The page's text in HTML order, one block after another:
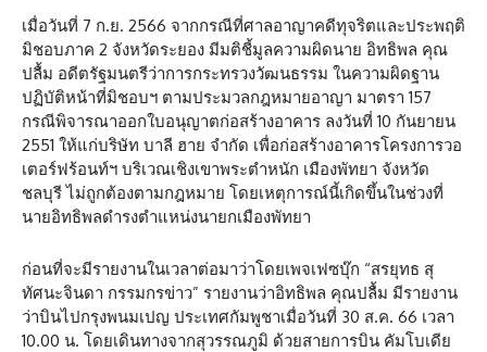
เมื่อวันที่ 7 ก.ย. 2566 จากกรณีที่ศาลอาญาคดีทุจริตและประพฤติ
มิชอบภาค 2 จังหวัดระยอง มีมติชี้มูลความผิดนาย อิทธิพล คุณ
ปลื้ม อดีตรัฐมนตรีว่าการกระทรวงวัฒนธรรม ในความผิดฐาน
ปฏิบัติหน้าที่มิชอบฯ ตามประมวลกฎหมายอาญา มาตรา 157
กรณีพิจารณาออกใบอนุญาตก่อสร้างอาคาร ลงวันที่ 10 กันยายน
2551 ให้แก่บริษัท บาลี ฮาย จำกัด เพื่อก่อสร้างอาคารโครงการวอ
เตอร์ฟร้อนท์ฯ บริเวณเชิงเขาพระตำหนัก เมืองพัทยา จังหวัด
ชลบุรี ไม่ถูกต้องตามกฎหมาย โดยเหตุการณ์นี้เกิดขึ้นในช่วงที่
นายอิทธิพลดำรงตำแหน่งนายกเมืองพัทยา
ก่อนที่จะมีรายงานในเวลาต่อมาว่าโดยเพจเฟซบุ๊ก “สรยุทธ สุ
ทัศนะจินดา กรรมกรข่าว” รายงานว่าอิทธิพล คุณปลื้ม มีรายงาน
ว่าบินไปกรุงพนมเปญ ประเทศกัมพูชาเมื่อวันที่ 30 ส.ค. 66 เวลา
10.00 น. โดยเดินทางจากสุวรรณภูมิ ด้วยสายการบิน คัมโบเดีย